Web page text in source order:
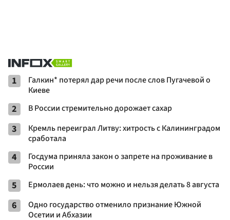
1
Галкин* потерял дар речи после слов Пугачевой о
Киеве
2 В России стремительно дорожает сахар
3
Кремль переиграл Литву: хитрость с Калининградом
сработала
4
Госдума приняла закон о запрете на проживание в
России
5 Ермолаев день: что можно и нельзя делать 8 августа
6
Одно государство отменило признание Южной
Осетии и Абхазии